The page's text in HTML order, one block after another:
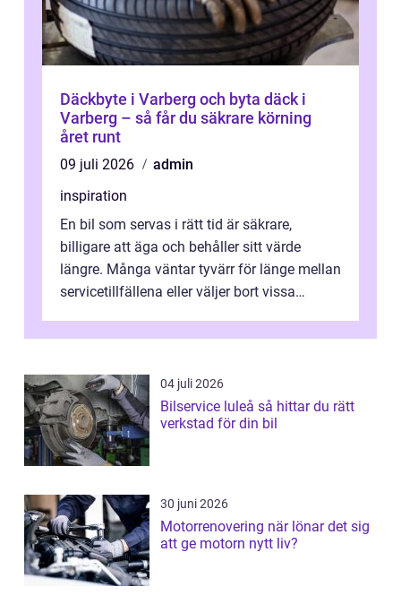
Däckbyte i Varberg och byta däck i
Varberg – så får du säkrare körning
året runt
09 juli 2026
admin
inspiration
En bil som servas i rätt tid är säkrare,
billigare att äga och behåller sitt värde
längre. Många väntar tyvärr för länge mellan
servicetillfällena eller väljer bort vissa
04 juli 2026
Bilservice luleå så hittar du rätt
verkstad för din bil
30 juni 2026
Motorrenovering när lönar det sig
att ge motorn nytt liv?